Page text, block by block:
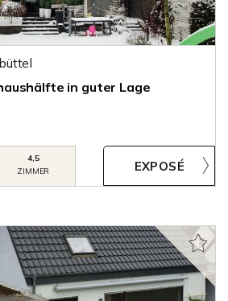
in guter Lage
4,5
ZIMMER